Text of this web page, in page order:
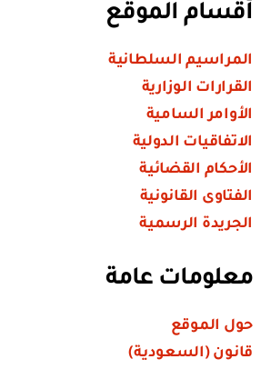
أقسام الموقع
المراسيم السلطانية
القرارات الوزارية
الأوامر السامية
الاتفاقيات الدولية
الأحكام القضائية
الفتاوى القانونية
الجريدة الرسمية
معلومات عامة
حول الموقع
قانون (السعودية)